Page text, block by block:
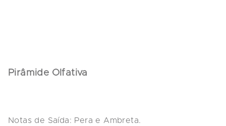
Pirâmide Olfativa
Notas de Saída: Pera e Ambreta.